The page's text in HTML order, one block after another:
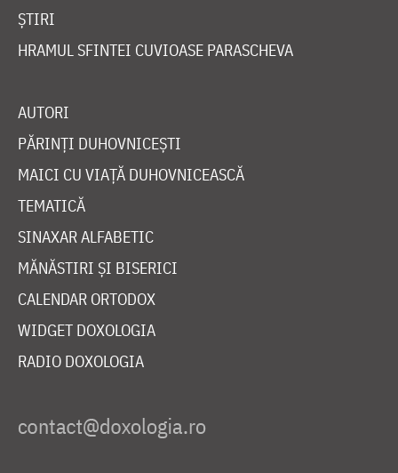
ȘTIRI
HRAMUL SFINTEI CUVIOASE PARASCHEVA
AUTORI
PĂRINȚI DUHOVNICEȘTI
MAICI CU VIAȚĂ DUHOVNICEASCĂ
TEMATICĂ
SINAXAR ALFABETIC
MĂNĂSTIRI ȘI BISERICI
CALENDAR ORTODOX
WIDGET DOXOLOGIA
RADIO DOXOLOGIA